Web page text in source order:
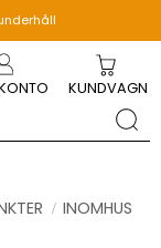
KUNDVAGN
INOMHUS